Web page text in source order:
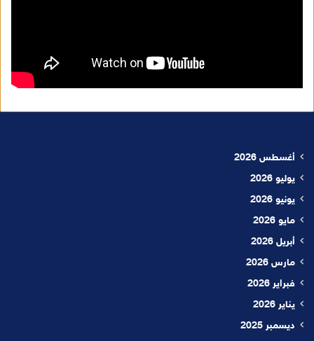
أغسطس 2026
يوليو 2026
يونيو 2026
مايو 2026
أبريل 2026
مارس 2026
فبراير 2026
يناير 2026
ديسمبر 2025